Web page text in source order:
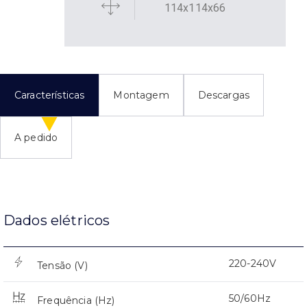
114x114x66
Características Montagem Descargas
A pedido
Dados elétricos
Tensão (V) 220-240V
Frequência (Hz) 50/60Hz